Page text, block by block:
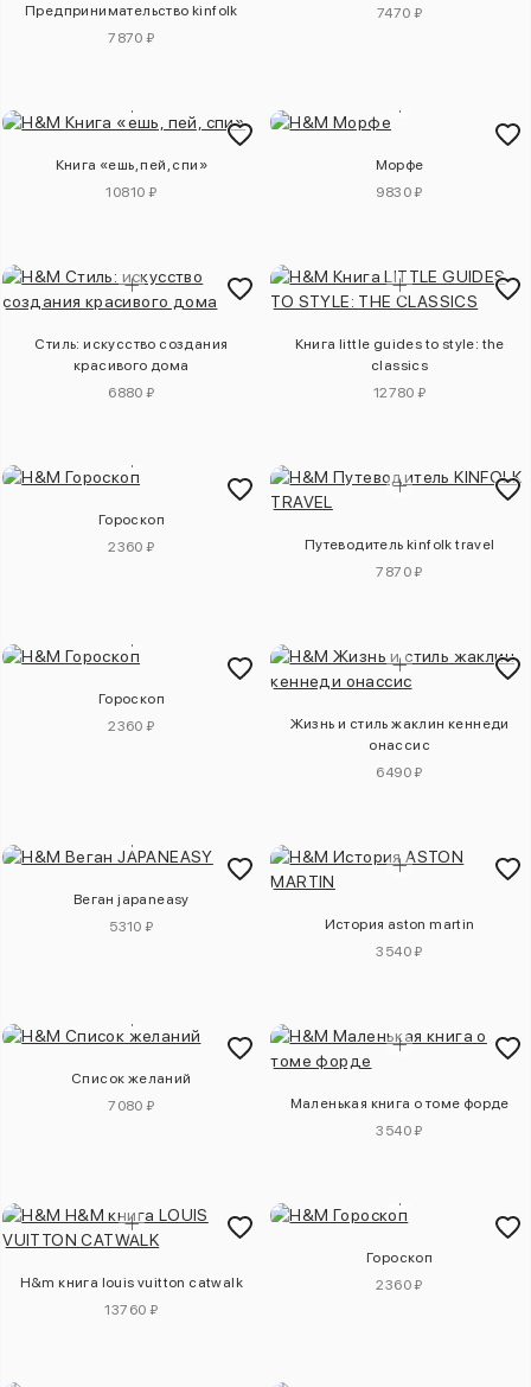
Предпринимательство kinfolk
7870 ₽
7470 ₽
Книга «ешь, пей, спи»
10810 ₽
Морфе
9830 ₽
Стиль: искусство создания
красивого дома
6880 ₽
Книга little guides to style: the
classics
12780 ₽
Гороскоп
2360 ₽
Путеводитель kinfolk travel
7870 ₽
Гороскоп
2360 ₽
Жизнь и стиль жаклин кеннеди
онассис
6490 ₽
Веган japaneasy
5310 ₽
История aston martin
3540 ₽
Список желаний
7080 ₽
Маленькая книга о томе форде
3540 ₽
H&m книга louis vuitton catwalk
13760 ₽
Гороскоп
2360 ₽